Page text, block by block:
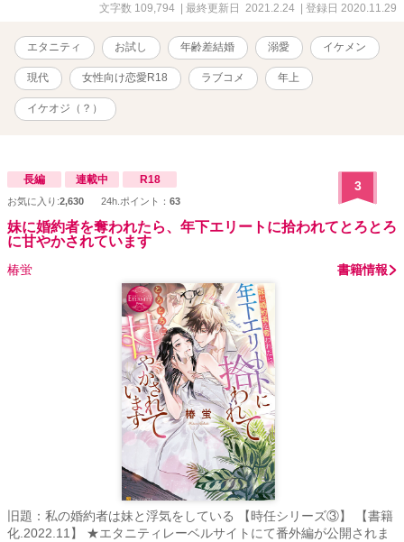
文字数 109,794 | 最終更新日 2021.2.24 | 登録日 2020.11.29
エタニティ お試し 年齢差結婚 溺愛 イケメン
現代 女性向け恋愛R18 ラブコメ 年上
イケオジ（？）
長編 連載中 R18
お気に入り:2,630 24h.ポイント： 63
3
妹に婚約者を奪われたら、年下エリートに拾われてとろとろ
に甘やかされています
椿蛍 書籍情報
旧題：私の婚約者は妹と浮気をしている 【時任シリーズ③】 【書籍
化.2022.11】 ★エタニティレーベルサイトにて番外編が公開されま